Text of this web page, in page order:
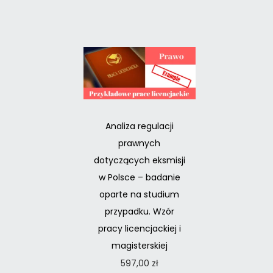
Analiza regulacji
prawnych
dotyczących eksmisji
w Polsce – badanie
oparte na studium
przypadku. Wzór
pracy licencjackiej i
magisterskiej
597,00 zł